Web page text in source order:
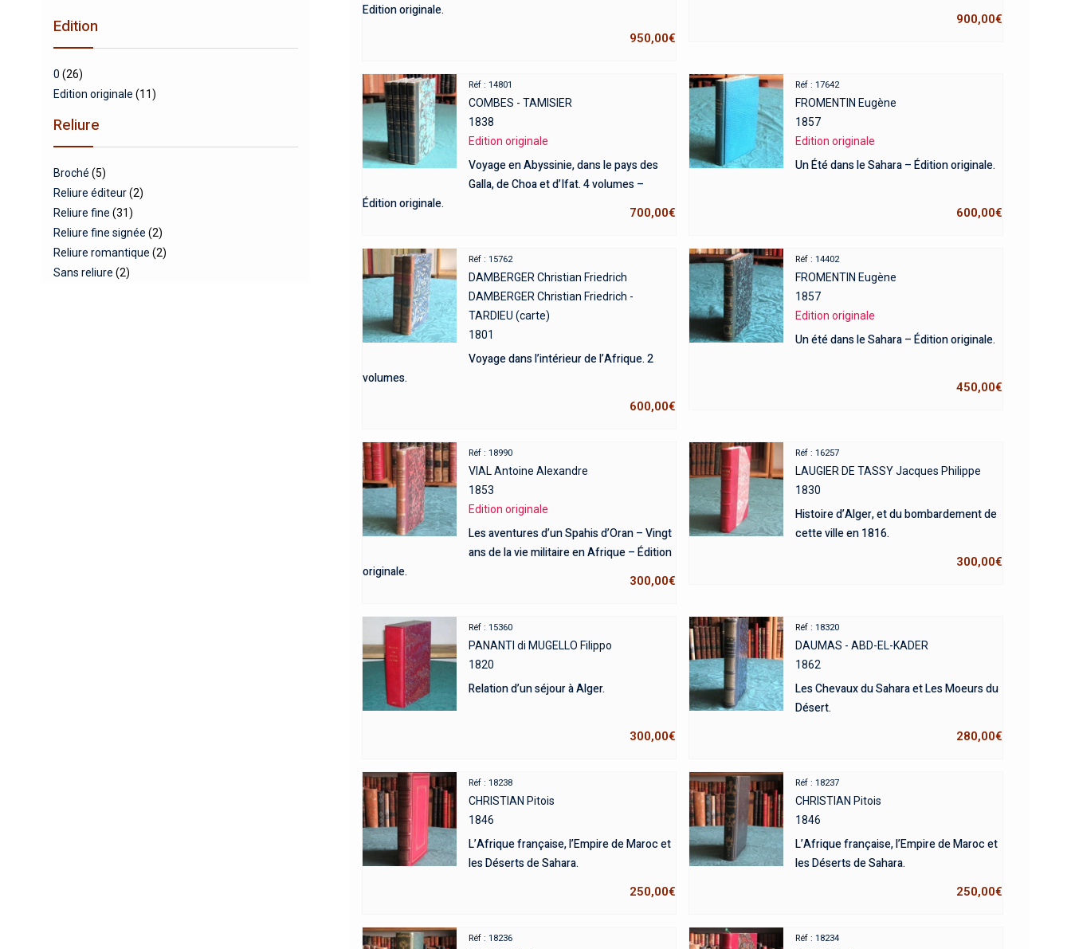
Edition originale.
950,00€
900,00€
Réf : 14801
COMBES - TAMISIER
1838
Edition originale
Voyage en Abyssinie, dans le pays des
Galla, de Choa et d’Ifat. 4 volumes –
Édition originale.
700,00€
Réf : 17642
FROMENTIN Eugène
1857
Edition originale
Un Été dans le Sahara – Édition originale.
600,00€
Réf : 15762
DAMBERGER Christian Friedrich
DAMBERGER Christian Friedrich -
TARDIEU (carte)
1801
Voyage dans l’intérieur de l’Afrique. 2
volumes.
600,00€
Réf : 14402
FROMENTIN Eugène
1857
Edition originale
Un été dans le Sahara – Édition originale.
450,00€
Réf : 18990
VIAL Antoine Alexandre
1853
Edition originale
Les aventures d’un Spahis d’Oran – Vingt
ans de la vie militaire en Afrique – Édition
originale.
300,00€
Réf : 16257
LAUGIER DE TASSY Jacques Philippe
1830
Histoire d’Alger, et du bombardement de
cette ville en 1816.
300,00€
Réf : 15360
PANANTI di MUGELLO Filippo
1820
Relation d’un séjour à Alger.
300,00€
Réf : 18320
DAUMAS - ABD-EL-KADER
1862
Les Chevaux du Sahara et Les Moeurs du
Désert.
280,00€
Réf : 18238
CHRISTIAN Pitois
1846
L’Afrique française, l’Empire de Maroc et
les Déserts de Sahara.
250,00€
Réf : 18237
CHRISTIAN Pitois
1846
L’Afrique française, l’Empire de Maroc et
les Déserts de Sahara.
250,00€
Réf : 18236 Réf : 18234
Edition
0 (26)
Edition originale (11)
Reliure
Broché (5)
Reliure éditeur(2)
Reliure fine (31)
Reliure fine signée (2)
Reliure romantique (2)
Sans reliure (2)